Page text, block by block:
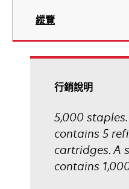
縱覽
行銷說明
5,000
contains 5
cartridges. A
contains